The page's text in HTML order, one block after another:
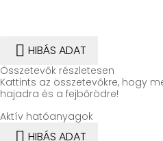
 HIBÁS ADAT
Összetevők részletesen
Kattints az összetevőkre, hogy
hajadra és a fejbőrödre!
Aktív hatóanyagok
 HIBÁS ADAT